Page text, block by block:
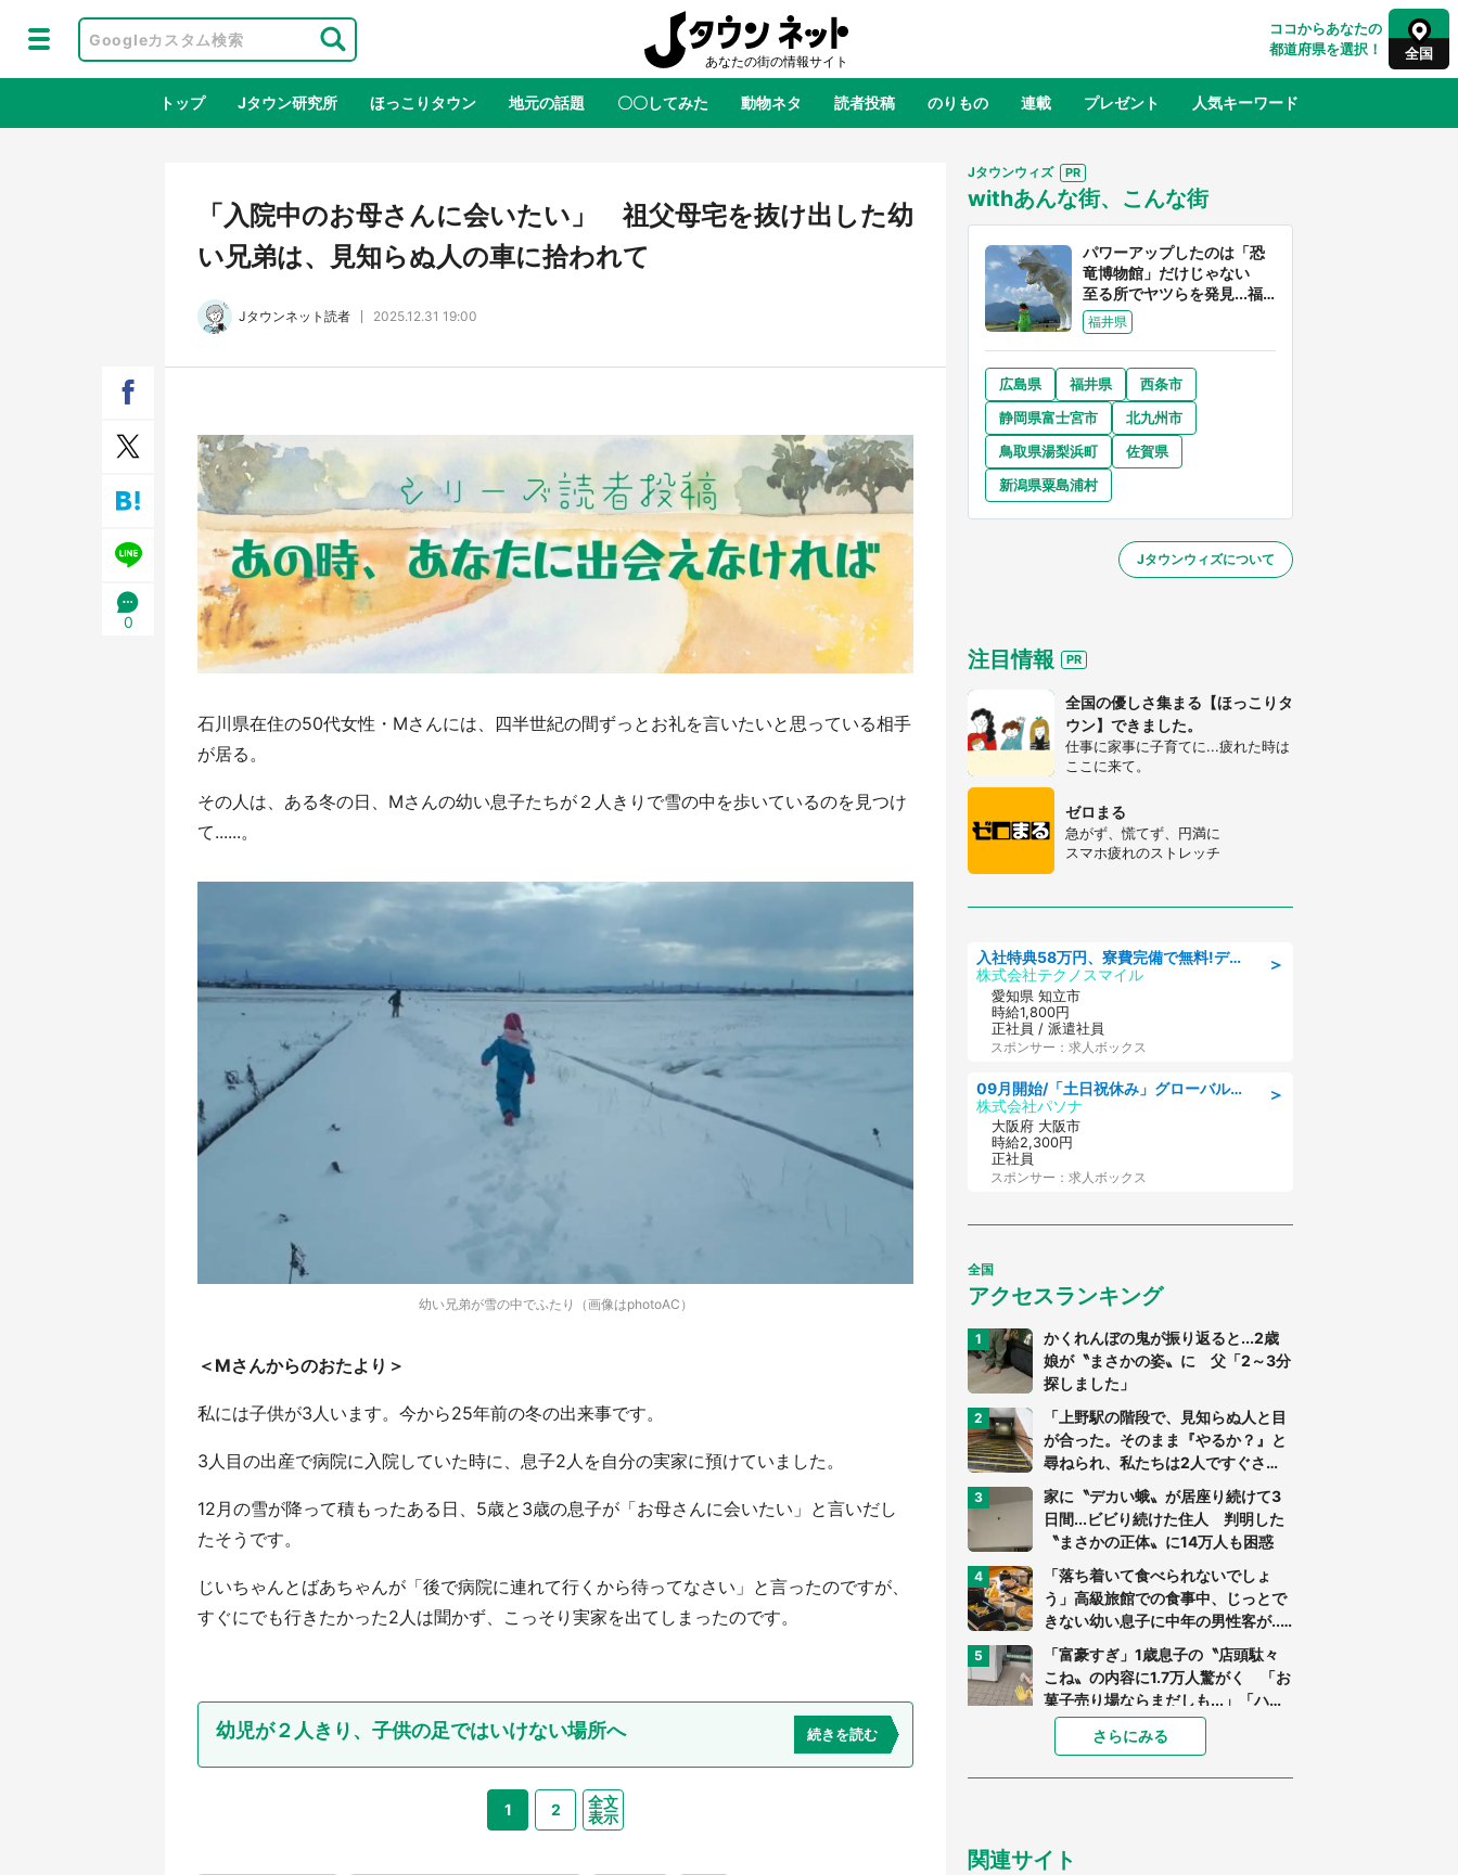
ココからあなたの
都道府県を選択！
全国
全国 全国
東北 青森 岩手 宮城 山形 福島
関東 千葉 東京 神奈川
奈良 和歌山
山口
徳島 香川 愛媛
九州 福岡 佐賀 長崎 大分 宮崎
トップ Jタウン研究所 ほっこりタウン 地元の話題 〇〇してみた 動物ネタ 読者投稿 のりもの 連載 プレゼント 人気キーワード
地域×二次元 あの時はありがとう 物語がはじまる町へ ふるさと納税
ラプラス・ダークネスが栃木県を征
服！？ 県公式プロモ動画で「聖地」
が生産されてます【7／31～1／31】
『薬屋のひとりごと』の〝舞〟の世界
ラボ、本邦初公開の「猫猫像」も【8
／1～10／26】
日向翔陽＆影山飛雄が笹かまを食べ
る！ アニメ『ハイキュー！！』×老
舗「鐘崎」コラボで限定グッズも【8
／1～31】
『小林さんちのメイドラゴン』と舞台
のモデル・越谷がコラボ 田んぼアー
トの見頃にあわせて企画続々【7／31
～】
もっとみる
「入院中のお母さんに会いたい」 祖父母宅を抜け出した幼
い兄弟は、見知らぬ人の車に拾われて
Jタウンネット読者 2025.12.31 19:00
0
石川県在住の50代女性・Mさんには、四半世紀の間ずっとお礼を言いたいと思っている相手
が居る。
その人は、ある冬の日、Mさんの幼い息子たちが２人きりで雪の中を歩いているのを見つけ
て......。
幼い兄弟が雪の中でふたり（画像はphotoAC）
＜Mさんからのおたより＞
私には子供が3人います。今から25年前の冬の出来事です。
3人目の出産で病院に入院していた時に、息子2人を自分の実家に預けていました。
12月の雪が降って積もったある日、5歳と3歳の息子が「お母さんに会いたい」と言いだし
たそうです。
じいちゃんとばあちゃんが「後で病院に連れて行くから待ってなさい」と言ったのですが、
すぐにでも行きたかった2人は聞かず、こっそり実家を出てしまったのです。
幼児が２人きり、子供の足ではいけない場所へ 続きを読む
1 2
全文
表示
Jタウンウィズ
withあんな街、こんな街
パワーアップしたのは「恐
竜博物館」だけじゃない
至る所でヤツらを発見...福
井県はもはや「ジュラシッ
ク・ワールド」だった
福井県
広島県 福井県
西条市
静岡県富士宮市
北九州市
鳥取県湯梨浜町
佐賀県
新潟県粟島浦村
Jタウンウィズについて
注目情報
全国の優しさ集まる【ほっこりタ
ウン】できました。
仕事に家事に子育てに...疲れた時は
ここに来て。
ゼロまる
急がず、慌てず、円満に
スマホ疲れのストレッチ
＞
入社特典58万円、寮費完備で無料!デンソーで働こう!自動車工場で小型部品の検査業務 denso aichi
株式会社テクノスマイル
愛知県 知立市
時給1,800円
正社員 / 派遣社員
スポンサー：求人ボックス
＞
09月開始/「土日祝休み」グローバル企業での産業保健のお仕事/保健師/高時給/残業なし/服装自由
株式会社パソナ
大阪府 大阪市
時給2,300円
正社員
スポンサー：求人ボックス
全国
アクセスランキング
かくれんぼの鬼が振り返ると...2歳
娘が〝まさかの姿〟に 父「2～3分
探しました」
「上野駅の階段で、見知らぬ人と目
が合った。そのまま『やるか？』と
尋ねられ、私たちは2人ですぐさ
ま...」（茨城県・70代男性）
家に〝デカい蛾〟が居座り続けて3
日間...ビビり続けた住人 判明した
〝まさかの正体〟に14万人も困惑
「落ち着いて食べられないでしょ
う」高級旅館での食事中、じっとで
きない幼い息子に中年の男性客が...
（東京都・40代男性）
「富豪すぎ」1歳息子の〝店頭駄々
こね〟の内容に1.7万人驚がく 「お
菓子売り場ならまだしも...」「ハー
ドル高い」
「閉所恐怖症の私は新幹線で大パニ
ック。隣席の青年に『手を繋いで』
とお願いしたら...」 体験談に8万
生の野菜〟に6.5万人戦慄
さらにみる
関連サイト